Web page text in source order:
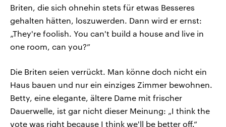
Briten, die sich ohnehin stets für etwas Besseres
gehalten hätten, loszuwerden. Dann wird er ernst:
„They're foolish. You can't build a house and live in
one room, can you?”
Die Briten seien verrückt. Man könne doch nicht ein
Haus bauen und nur ein einziges Zimmer bewohnen.
Betty, eine elegante, ältere Dame mit frischer
Dauerwelle, ist gar nicht dieser Meinung: „I think the
vote was right because I think we'll be better off.“